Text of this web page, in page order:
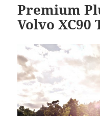
Premium
Volvo XC90